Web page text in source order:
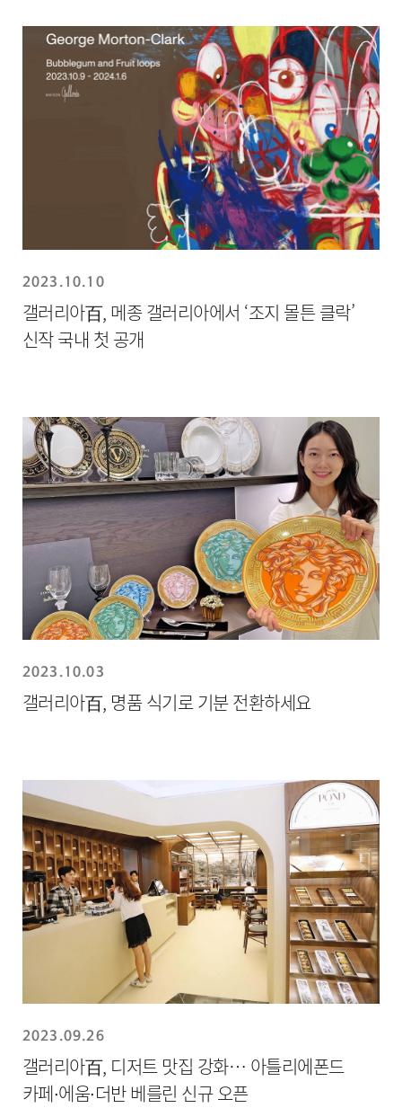
2023.10.10
갤러리아百, 메종 갤러리아에서 ‘조지 몰튼 클락’
신작 국내 첫 공개
2023.10.03
갤러리아百, 명품 식기로 기분 전환하세요
2023.09.26
갤러리아百, 디저트 맛집 강화… 아틀리에폰드
카페∙에움∙더반 베를린 신규 오픈